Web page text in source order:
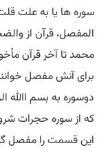
سوره ها یا به علت
المفصل، قرآن از
محمد تا آخر قرآن
برای آنش مفصل
دوسوره به بسم اﷲ
که از سوره حجرات
اینقسمترا مفصل